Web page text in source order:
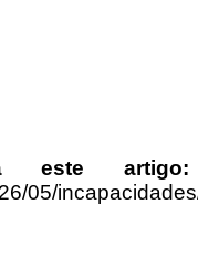
este artigo:
05/